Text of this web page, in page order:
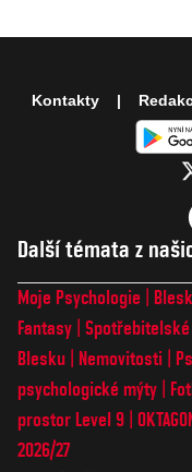
Další témata z
Moje Psychologie
Fantasy
Blesku
Nemovitosti
psychologické mýty
prostor Level 9
2026/27
Kontakty